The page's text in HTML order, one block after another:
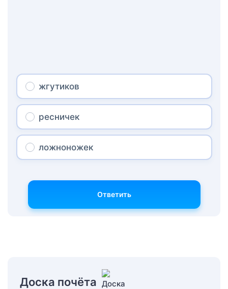
жгутиков
ресничек
ложноножек
Ответить
Доска почёта